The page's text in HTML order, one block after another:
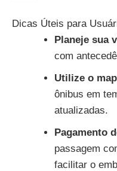
Dicas Úteis para
Planeje sua
com
Utilize o
ônibus em
atualizadas.
Pagamento
passagem
facilitar o